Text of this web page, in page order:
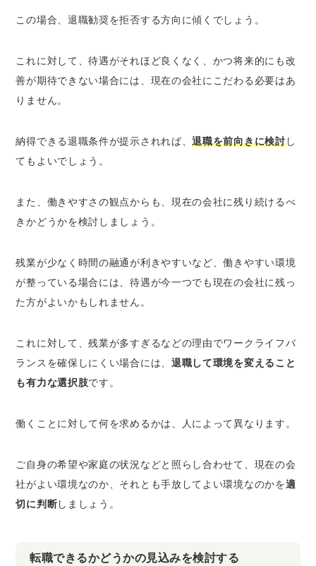
この場合、退職勧奨を拒否する方向に傾くでしょう。
これに対して、待遇がそれほど良くなく、かつ将来的にも改
善が期待できない場合には、現在の会社にこだわる必要はあ
りません。
納得できる退職条件が提示されれば、退職を前向きに検討し
てもよいでしょう。
また、働きやすさの観点からも、現在の会社に残り続けるべ
きかどうかを検討しましょう。
残業が少なく時間の融通が利きやすいなど、働きやすい環境
が整っている場合には、待遇が今一つでも現在の会社に残っ
た方がよいかもしれません。
これに対して、残業が多すぎるなどの理由でワークライフバ
ランスを確保しにくい場合には、 退職して環境を変えること
も有力な選択肢です。
働くことに対して何を求めるかは、人によって異なります。
ご自身の希望や家庭の状況などと照らし合わせて、現在の会
社がよい環境なのか、それとも手放してよい環境なのかを適
切に判断しましょう。
転職できるかどうかの見込みを検討する